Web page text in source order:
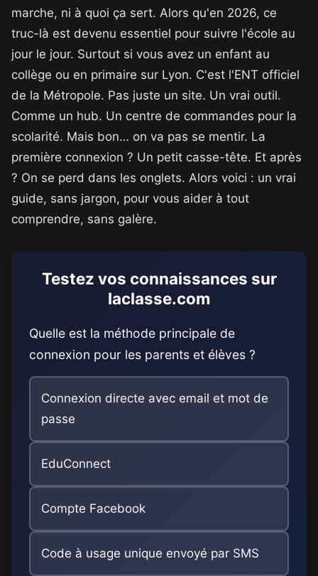
marche, ni à quoi ça sert. Alors qu'en 2026, ce
truc-là est devenu essentiel pour suivre l'école au
jour le jour. Surtout si vous avez un enfant au
collège ou en primaire sur Lyon. C'est l'ENT officiel
de la Métropole. Pas juste un site. Un vrai outil.
Comme un hub. Un centre de commandes pour la
scolarité. Mais bon… on va pas se mentir. La
première connexion ? Un petit casse-tête. Et après
? On se perd dans les onglets. Alors voici : un vrai
guide, sans jargon, pour vous aider à tout
comprendre, sans galère.
Testez vos connaissances sur
laclasse.com
Quelle est la méthode principale de
connexion pour les parents et élèves ?
Connexion directe avec email et mot de
passe
EduConnect
Compte Facebook
Code à usage unique envoyé par SMS